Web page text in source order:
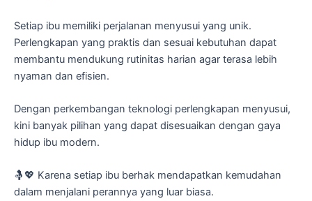
Setiap ibu memiliki perjalanan menyusui yang unik.
Perlengkapan yang praktis dan sesuai kebutuhan dapat
membantu mendukung rutinitas harian agar terasa lebih
nyaman dan efisien.
Dengan perkembangan teknologi perlengkapan menyusui,
kini banyak pilihan yang dapat disesuaikan dengan gaya
hidup ibu modern.
🤱💖 Karena setiap ibu berhak mendapatkan kemudahan
dalam menjalani perannya yang luar biasa.